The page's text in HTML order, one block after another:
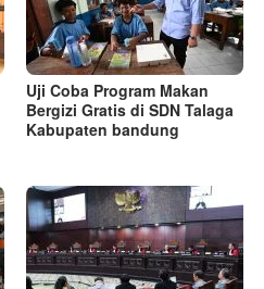
Uji Coba Program Makan
Bergizi Gratis di SDN Talaga
Kabupaten bandung